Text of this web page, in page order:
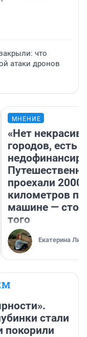
что
атаки дронов
МНЕНИЕ
«Нет
городов, есть
проехали 2000
километров по
машине —
того
Екатерина
стали
покорили